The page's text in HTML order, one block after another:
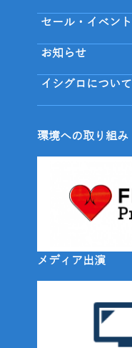
セール・イベント
お知らせ
イシグロについて
環境への取り組み
メディア出演